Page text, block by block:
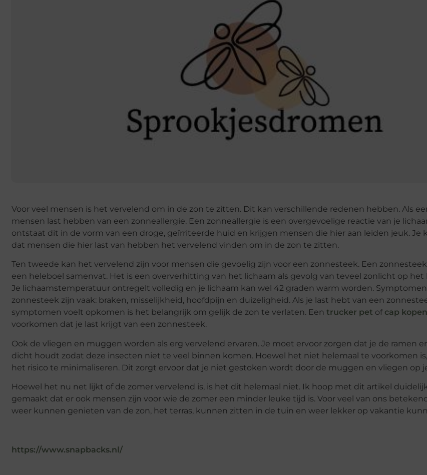
Voor veel mensen is het vervelend om in de zon te zitten. Dit kan verschillende redenen hebben. Als
mensen last hebben van een zonneallergie. Een zonneallergie is een overgevoelige reactie van je
ontstaat dit in de vorm van een droge, geïrriteerde huid en krijgen mensen die hier aan leiden jeuk. Je
dat mensen die hier last van hebben het vervelend vinden om in de zon te zitten.
Ten tweede kan het vervelend zijn voor mensen die gevoelig zijn voor een zonnesteek. Een
een heleboel samenvat. Het is een oververhitting van het lichaam als gevolg van teveel zonlicht op het
Je lichaamstemperatuur ontregelt volledig en je lichaam kan wel 42 graden warm worden.
zonnesteek zijn vaak: braken, misselijkheid, hoofdpijn en duizeligheid. Als je last hebt van een
symptomen voelt opkomen is het belangrijk om gelijk de zon te verlaten. Een trucker pet of cap kopen
voorkomen dat je last krijgt van een zonnesteek.
Ook de vliegen en muggen worden als erg vervelend ervaren. Je moet ervoor zorgen dat je de ramen
dicht houdt zodat deze insecten niet te veel binnen komen. Hoewel het niet helemaal te voorkomen
het risico te minimaliseren. Dit zorgt ervoor dat je niet gestoken wordt door de muggen en vliegen op
Hoewel het nu net lijkt of de zomer vervelend is, is het dit helemaal niet. Ik hoop met dit artikel
gemaakt dat er ook mensen zijn voor wie de zomer een minder leuke tijd is. Voor veel van ons
weer kunnen genieten van de zon, het terras, kunnen zitten in de tuin en weer lekker op vakantie
https://www.snapbacks.nl/